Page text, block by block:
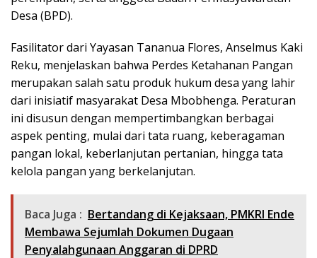
Desa (BPD).
Fasilitator dari Yayasan Tananua Flores, Anselmus Kaki
Reku, menjelaskan bahwa Perdes Ketahanan Pangan
merupakan salah satu produk hukum desa yang lahir
dari inisiatif masyarakat Desa Mbobhenga. Peraturan
ini disusun dengan mempertimbangkan berbagai
aspek penting, mulai dari tata ruang, keberagaman
pangan lokal, keberlanjutan pertanian, hingga tata
kelola pangan yang berkelanjutan.
Baca Juga : Bertandang di Kejaksaan, PMKRI Ende
Membawa Sejumlah Dokumen Dugaan
Penyalahgunaan Anggaran di DPRD